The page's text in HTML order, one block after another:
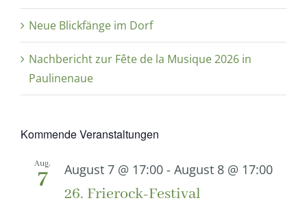
Neue Blickfänge im Dorf
Nachbericht zur Fête de la Musique 2026 in
Paulinenaue
Kommende Veranstaltungen
Aug.
7 August 7 @ 17:00 - August 8 @ 17:00
26. Frierock-Festival